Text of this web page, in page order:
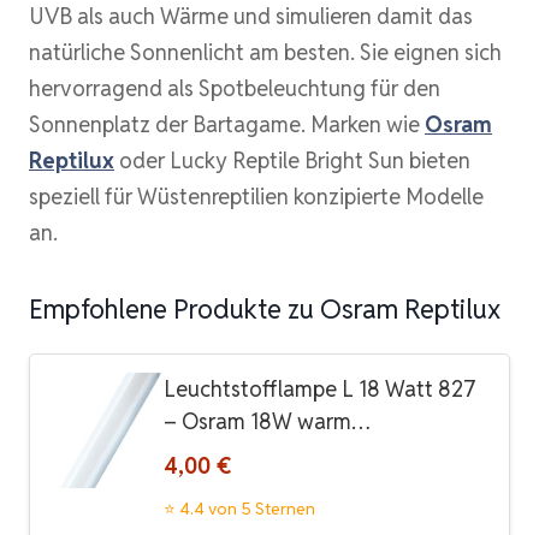
UVB als auch Wärme und simulieren damit das
natürliche Sonnenlicht am besten. Sie eignen sich
hervorragend als Spotbeleuchtung für den
Sonnenplatz der Bartagame. Marken wie Osram
Reptilux oder Lucky Reptile Bright Sun bieten
speziell für Wüstenreptilien konzipierte Modelle
an.
Empfohlene Produkte zu Osram Reptilux
Leuchtstofflampe L 18 Watt 827
– Osram 18W warm…
4,00 €
⭐ 4.4 von 5 Sternen